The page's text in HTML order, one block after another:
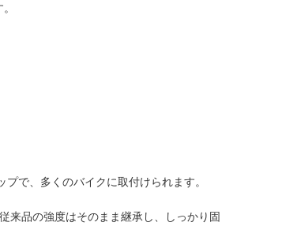
で、多くのバイクに取付けられます。
来品の強度はそのまま継承し、しっかり固